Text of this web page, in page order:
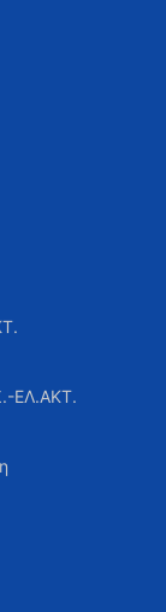
ΕΛ.ΑΚΤ.